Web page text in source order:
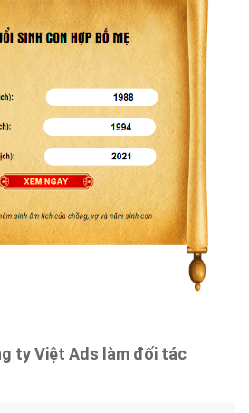
ty Việt Ads làm đối tác